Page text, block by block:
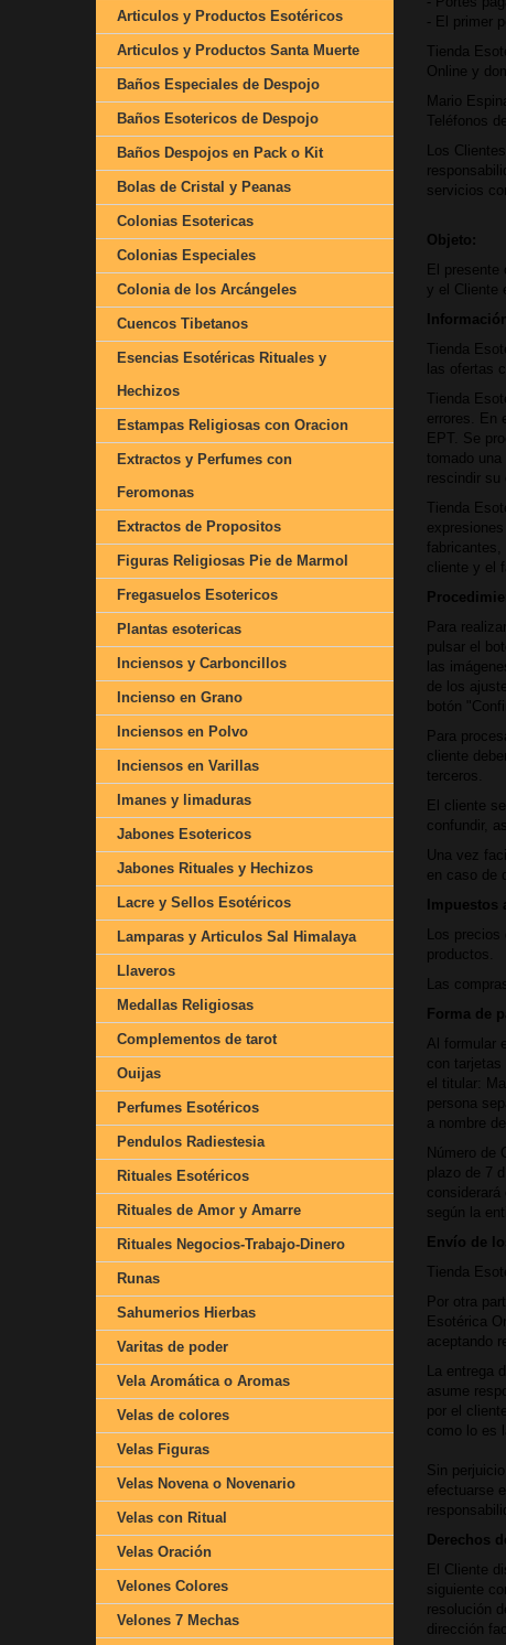
Articulos y Productos Esotéricos
Articulos y Productos Santa Muerte
Baños Especiales de Despojo
Baños Esotericos de Despojo
Baños Despojos en Pack o Kit
Bolas de Cristal y Peanas
Colonias Esotericas
Colonias Especiales
Colonia de los Arcángeles
Cuencos Tibetanos
Esencias Esotéricas Rituales y
Hechizos
Estampas Religiosas con Oracion
Extractos y Perfumes con
Feromonas
Extractos de Propositos
Figuras Religiosas Pie de Marmol
Fregasuelos Esotericos
Plantas esotericas
Inciensos y Carboncillos
Incienso en Grano
Inciensos en Polvo
Inciensos en Varillas
Imanes y limaduras
Jabones Esotericos
Jabones Rituales y Hechizos
Lacre y Sellos Esotéricos
Lamparas y Articulos Sal Himalaya
Llaveros
Medallas Religiosas
Complementos de tarot
Ouijas
Perfumes Esotéricos
Pendulos Radiestesia
Rituales Esotéricos
Rituales de Amor y Amarre
Rituales Negocios-Trabajo-Dinero
Runas
Sahumerios Hierbas
Varitas de poder
Vela Aromática o Aromas
Velas de colores
Velas Figuras
Velas Novena o Novenario
Velas con Ritual
Velas Oración
Velones Colores
Velones 7 Mechas
- El primer
Tienda
Online y
Mario
Teléfonos
Los
servicios
Objeto:
El
y el Cliente
Tienda
las ofertas
Tienda
errores. En
EPT. Se
tomado
rescindir su
Tienda
cliente y el
Para
pulsar el
las
de los
botón
Para
cliente
terceros.
El cliente
confundir,
Una vez
en caso de
Impuestos
Los
productos.
Las
Forma de
Al formular
con
el titular:
persona
a nombre
Número de
plazo de 7
según la
Envío de
Tienda
Por otra
Esotérica
aceptando
La entrega
asume
por el
como lo es
Sin
efectuarse
Derechos
El Cliente
siguiente
resolución
dirección